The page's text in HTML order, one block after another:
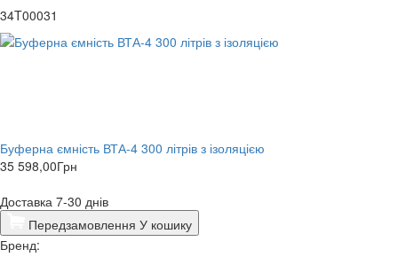
34T00031
Буферна ємність ВТА-4 300 літрів з ізоляцією
35 598,00Грн
Доставка 7-30 днів
Передзамовлення У кошику
Бренд: